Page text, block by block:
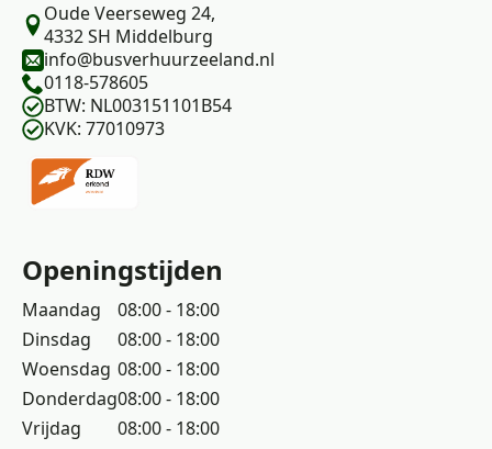
Oude Veerseweg 24,
4332 SH Middelburg
info@busverhuurzeeland.nl
0118-578605
BTW: NL003151101B54
KVK: 77010973
Openingstijden
Maandag
Dinsdag
Woensdag
Donderdag
Vrijdag
08:00 - 18:00
08:00 - 18:00
08:00 - 18:00
08:00 - 18:00
08:00 - 18:00